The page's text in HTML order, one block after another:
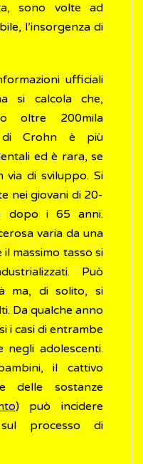
sono volte ad
l’insorgenza di
ufficiali
si calcola che,
oltre 200mila
di Crohn è più
ed è rara, se
via di sviluppo. Si
nei giovani di 20-
dopo i 65 anni.
varia da una
massimo tasso si
Può
ma, di solito, si
Da qualche anno
i casi di entrambe
negli adolescenti.
il cattivo
delle sostanze
) può incidere
processo di